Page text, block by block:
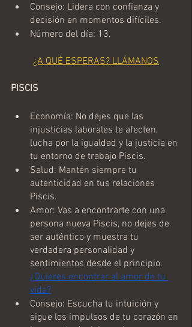
Consejo: Lidera con confianza y
decisión en momentos difíciles.
Número del día: 13.
¿A QUÉ ESPERAS? LLÁMANOS
PISCIS
Economía: No dejes que las
injusticias laborales te afecten,
lucha por la igualdad y la justicia en
tu entorno de trabajo Piscis.
Salud: Mantén siempre tu
autenticidad en tus relaciones
Piscis.
Amor: Vas a encontrarte con una
persona nueva Piscis, no dejes de
ser auténtico y muestra tu
verdadera personalidad y
sentimientos desde el principio.
¿Quieres encontrar al amor de tu
vida?
Consejo: Escucha tu intuición y
sigue los impulsos de tu corazón en